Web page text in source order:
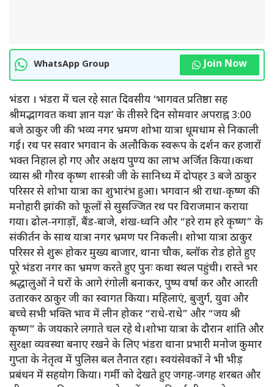
WhatsApp Group Join Now
भंडरा । भंडरा में चल रहे सात दिवसीय ‘भागवत प्रतिष्ठा सह
श्रीमद्भागवत कथा ज्ञान यज्ञ’ के तीसरे दिन सोमवार अपराह्न 3:00
बजे ठाकुर जी की भव्य नगर भ्रमण शोभा यात्रा धूमधाम से निकाली
गई। रथ पर सवार भगवान के अलौकिक स्वरूप के दर्शन कर हजारों
भक्त निहाल हो गए और अक्षय पुण्य का लाभ अर्जित किया।कथा
व्यास श्री गौरव कृष्ण शास्त्री जी के सानिध्य में दोपहर 3 बजे ठाकुर
परिसर से शोभा यात्रा का शुभारंभ हुआ। भगवान श्री राधा-कृष्ण की
मनोहारी झांकी को फूलों से सुसज्जित रथ पर विराजमान कराया
गया। ढोल-नगाड़ों, बैंड-बाजे, शंख-ध्वनि और “हरे राम हरे कृष्ण” के
संकीर्तन के साथ यात्रा नगर भ्रमण पर निकली। शोभा यात्रा ठाकुर
परिसर से शुरू होकर मुख्य बाजार, थाना चौक, ब्लॉक रोड होते हुए
पूरे भंडरा नगर का भ्रमण करते हुए पुनः कथा स्थल पहुंची। रास्ते भर
श्रद्धालुओं ने घरों के आगे रंगोली बनाकर, पुष्प वर्षा कर और आरती
उतारकर ठाकुर जी का स्वागत किया। महिलाएं, बुजुर्ग, युवा और
बच्चे सभी भक्ति भाव में लीन होकर “राधे-राधे” और “जय श्री
कृष्ण” के जयकारे लगाते चल रहे थे।शोभा यात्रा के दौरान शांति और
सुरक्षा व्यवस्था बनाए रखने के लिए भंडरा थाना प्रभारी मनोज कुमार
गुप्ता के नेतृत्व में पुलिस बल तैनात रहा। स्वयंसेवकों ने भी भीड़
प्रबंधन में सहयोग किया। गर्मी को देखते हुए जगह-जगह शरबत और